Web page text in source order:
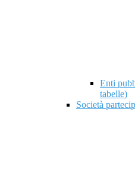
Enti
tabelle)
Società